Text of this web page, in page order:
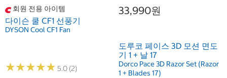
회원 전용 아이템
다이슨 쿨 CF1 선풍기
DYSON Cool CF1 Fan
★★★★★
★★★★★ 5.0 (2)
33,990원
도루코 페이스 3D 모션 면도
기 1 + 날 17
Dorco Pace 3D Razor Set (Razor
1 + Blades 17)